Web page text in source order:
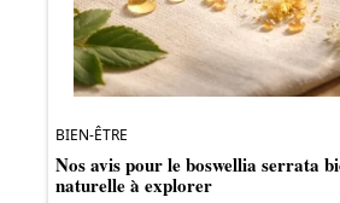
BIEN-ÊTRE
Nos avis pour le boswellia serrata
naturelle à explorer